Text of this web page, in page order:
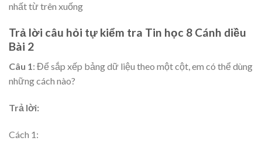
nhất từ trên xuống
Trả lời câu hỏi tự kiểm tra Tin học 8 Cánh diều
Bài 2
Câu 1: Để sắp xếp bảng dữ liệu theo một cột, em có thể dùng
những cách nào?
Trả lời:
Cách 1: